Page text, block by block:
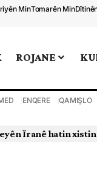
MinTomarên Min
ROJANE
ENQERE QAMIŞLO